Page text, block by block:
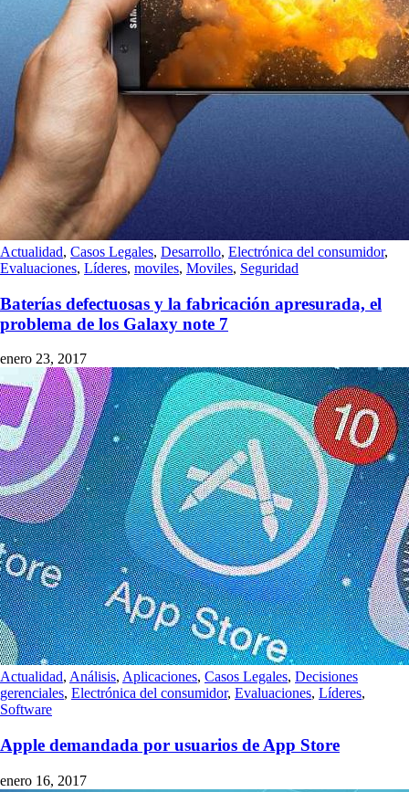
Actualidad, Casos Legales, Desarrollo, Electrónica del consumidor,
Evaluaciones, Líderes, moviles, Moviles, Seguridad
Baterías defectuosas y la fabricación apresurada, el
problema de los Galaxy note 7
enero 23, 2017
Actualidad, Análisis, Aplicaciones, Casos Legales, Decisiones
gerenciales, Electrónica del consumidor, Evaluaciones, Líderes,
Software
Apple demandada por usuarios de App Store
enero 16, 2017